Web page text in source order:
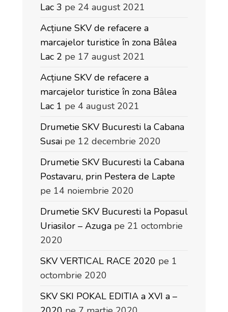
Lac 3 pe 24 august 2021
Acțiune SKV de refacere a
marcajelor turistice în zona Bâlea
Lac 2 pe 17 august 2021
Acțiune SKV de refacere a
marcajelor turistice în zona Bâlea
Lac 1 pe 4 august 2021
Drumetie SKV Bucuresti la Cabana
Susai pe 12 decembrie 2020
Drumetie SKV Bucuresti la Cabana
Postavaru, prin Pestera de Lapte
pe 14 noiembrie 2020
Drumetie SKV Bucuresti la Popasul
Uriasilor – Azuga pe 21 octombrie
2020
SKV VERTICAL RACE 2020 pe 1
octombrie 2020
SKV SKI POKAL EDITIA a XVI a –